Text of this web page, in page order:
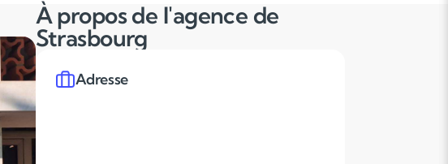
À propos de l'agence de
Strasbourg
Adresse